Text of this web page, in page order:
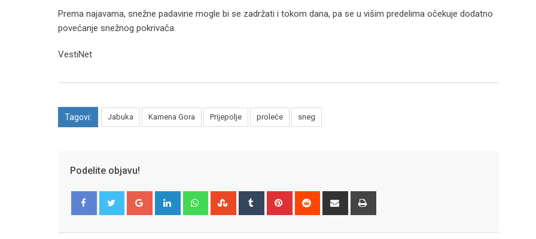
Prema najavama, snežne padavine mogle bi se zadržati i tokom dana, pa se u višim predelima očekuje dodatno
povećanje snežnog pokrivača.
VestiNet
Tagovi: Jabuka Kamena Gora Prijepolje proleće sneg
Podelite objavu!
Google+ LinkedIn WhatsappStumbleUpon
Tumblr Pinterest Reddit
Share